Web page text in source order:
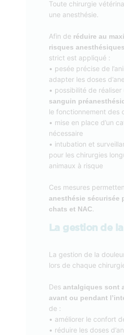
Toute chirurgie
une anesthésie.
Afin de réduire au
risques anesthésiques
strict est appliqué :
• pesée précise de
adapter les doses
• possibilité de réaliser
sanguin
le fonctionnement des
• mise en place d’un
nécessaire
• intubation et
pour les chirurgies
animaux à risque
Ces mesures
anesthésie sécurisée
chats et NAC
La gestion de
La gestion de la
lors de chaque
Des antalgiques sont
avant ou pendant
de :
• améliorer le confort
• réduire les doses